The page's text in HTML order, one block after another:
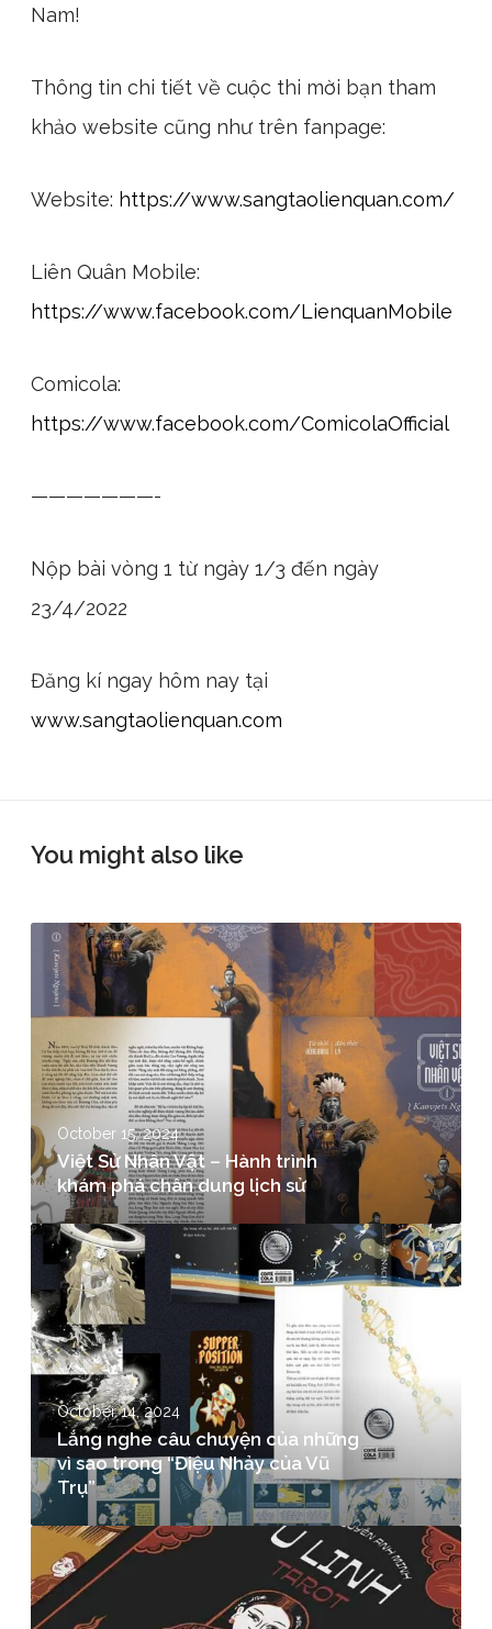
Nam!
Thông tin chi tiết về cuộc thi mời bạn tham
khảo website cũng như trên fanpage:
Website: https://www.sangtaolienquan.com/
Liên Quân Mobile:
https://www.facebook.com/LienquanMobile
Comicola:
https://www.facebook.com/ComicolaOfficial
———————-
Nộp bài vòng 1 từ ngày 1/3 đến ngày
23/4/2022
Đăng kí ngay hôm nay tại
www.sangtaolienquan.com
You might also like
October 15, 2024
Việt Sử Nhân Vật – Hành trình
khám phá chân dung lịch sử
October 14, 2024
Lắng nghe câu chuyện của những
vì sao trong “Điệu Nhảy của Vũ
Trụ”